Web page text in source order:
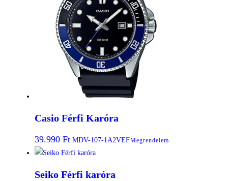
Casio Férfi Karóra
39.990 Ft MDV-107-1A2VEFMegrendelem
Seiko Férfi karóra